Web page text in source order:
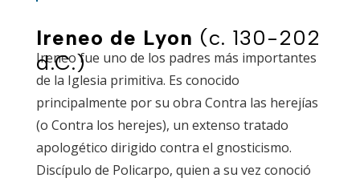
Ireneo de Lyon (c. 130-202
d.C.)
Ireneo fue uno de los padres más importantes
de la Iglesia primitiva. Es conocido
principalmente por su obra Contra las herejías
(o Contra los herejes), un extenso tratado
apologético dirigido contra el gnosticismo.
Discípulo de Policarpo, quien a su vez conoció